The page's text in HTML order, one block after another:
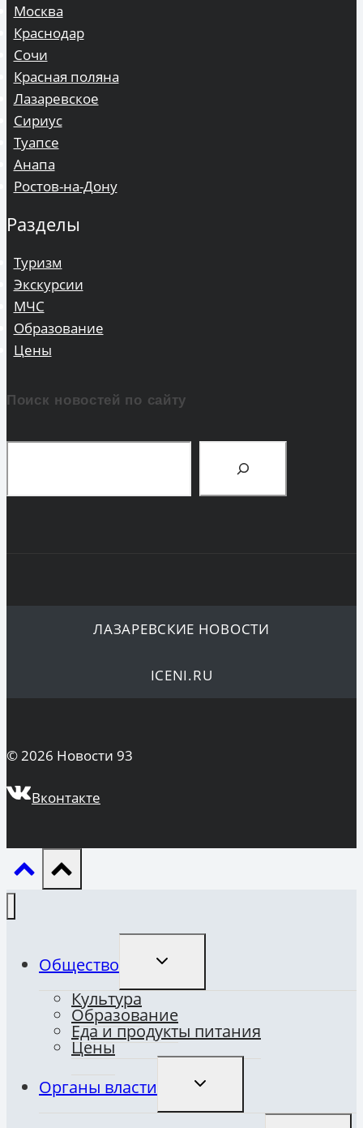
Москва
Краснодар
Сочи
Красная поляна
Лазаревское
Сириус
Туапсе
Анапа
Ростов-на-Дону
Разделы
Туризм
Экскурсии
МЧС
Образование
Цены
Поиск новостей по сайту
ЛАЗАРЕВСКИЕ НОВОСТИ
ICENI.RU
© 2026 Новости 93
Вконтакте
Общество
ПЕРЕКЛЮЧИТЬ
ДОЧЕРНЕЕ
Культура
Образование
Еда и продукты питания
Цены
Органы власти
ПЕРЕКЛЮЧИТЬ
ДОЧЕРНЕЕ